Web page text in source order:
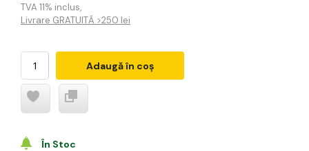
TVA 11% inclus,
Livrare GRATUITĂ >250 lei
Adaugă în coș
În Stoc